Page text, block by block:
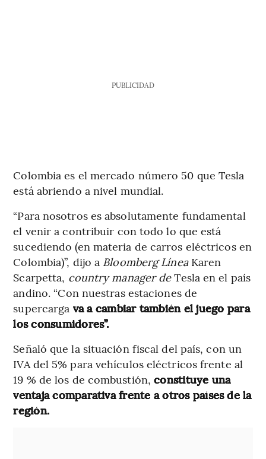
PUBLICIDAD
Colombia es el mercado número 50 que Tesla
está abriendo a nivel mundial.
“Para nosotros es absolutamente fundamental
el venir a contribuir con todo lo que está
sucediendo (en materia de carros eléctricos en
Colombia)”, dijo a Bloomberg LíneaKaren
Scarpetta, country manager deTesla en el país
andino. “Con nuestras estaciones de
supercarga va a cambiar también el juego para
los consumidores”.
Señaló que la situación fiscal del país, con un
IVA del 5% para vehículos eléctricos frente al
19 % de los de combustión,constituye una
ventaja comparativa frente a otros países de la
región.